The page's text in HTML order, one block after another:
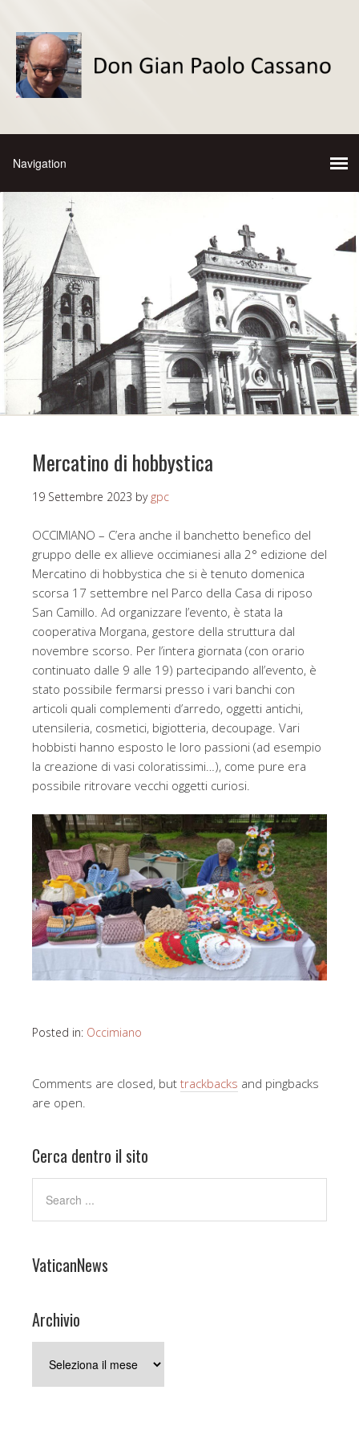
Mercatino di hobbystica
19 Settembre 2023 by gpc
OCCIMIANO – C’era anche il banchetto benefico del
gruppo delle ex allieve occimianesi alla 2° edizione del
Mercatino di hobbystica che si è tenuto domenica
scorsa 17 settembre nel Parco della Casa di riposo
San Camillo. Ad organizzare l’evento, è stata la
cooperativa Morgana, gestore della struttura dal
novembre scorso. Per l’intera giornata (con orario
continuato dalle 9 alle 19) partecipando all’evento, è
stato possibile fermarsi presso i vari banchi con
articoli quali complementi d’arredo, oggetti antichi,
utensileria, cosmetici, bigiotteria, decoupage. Vari
hobbisti hanno esposto le loro passioni (ad esempio
la creazione di vasi coloratissimi…), come pure era
possibile ritrovare vecchi oggetti curiosi.
Posted in: Occimiano
Comments are closed, but trackbacks and pingbacks
are open.
Cerca dentro il sito
VaticanNews
Archivio